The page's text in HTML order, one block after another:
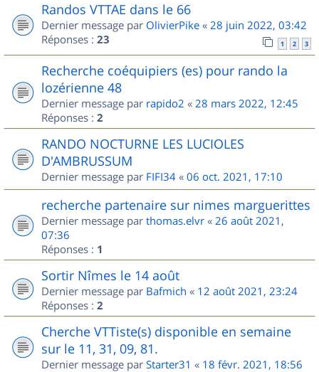
Randos VTTAE dans le 66
Dernier message par OlivierPike « 28 juin 2022, 03:42
Réponses : 23 1 2 3
Recherche coéquipiers (es) pour rando la
lozérienne 48
Dernier message par rapido2 « 28 mars 2022, 12:45
Réponses : 2
RANDO NOCTURNE LES LUCIOLES
D'AMBRUSSUM
Dernier message par FIFI34 « 06 oct. 2021, 17:10
recherche partenaire sur nimes marguerittes
Dernier message par thomas.elvr « 26 août 2021,
07:36
Réponses : 1
Sortir Nîmes le 14 août
Dernier message par Bafmich « 12 août 2021, 23:24
Réponses : 2
Cherche VTTiste(s) disponible en semaine
sur le 11, 31, 09, 81.
Dernier message par Starter31 « 18 févr. 2021, 18:56